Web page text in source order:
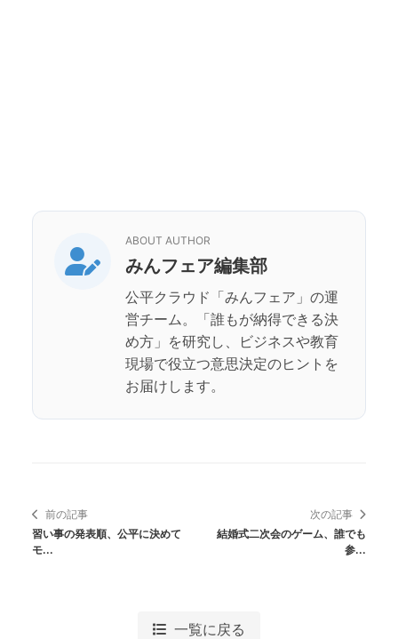
ABOUT AUTHOR
みんフェア編集部
公平クラウド「みんフェア」の運
営チーム。「誰もが納得できる決
め方」を研究し、ビジネスや教育
現場で役立つ意思決定のヒントを
お届けします。
前の記事
習い事の発表順、公平に決めて
モ...
次の記事
結婚式二次会のゲーム、誰でも
参...
一覧に戻る